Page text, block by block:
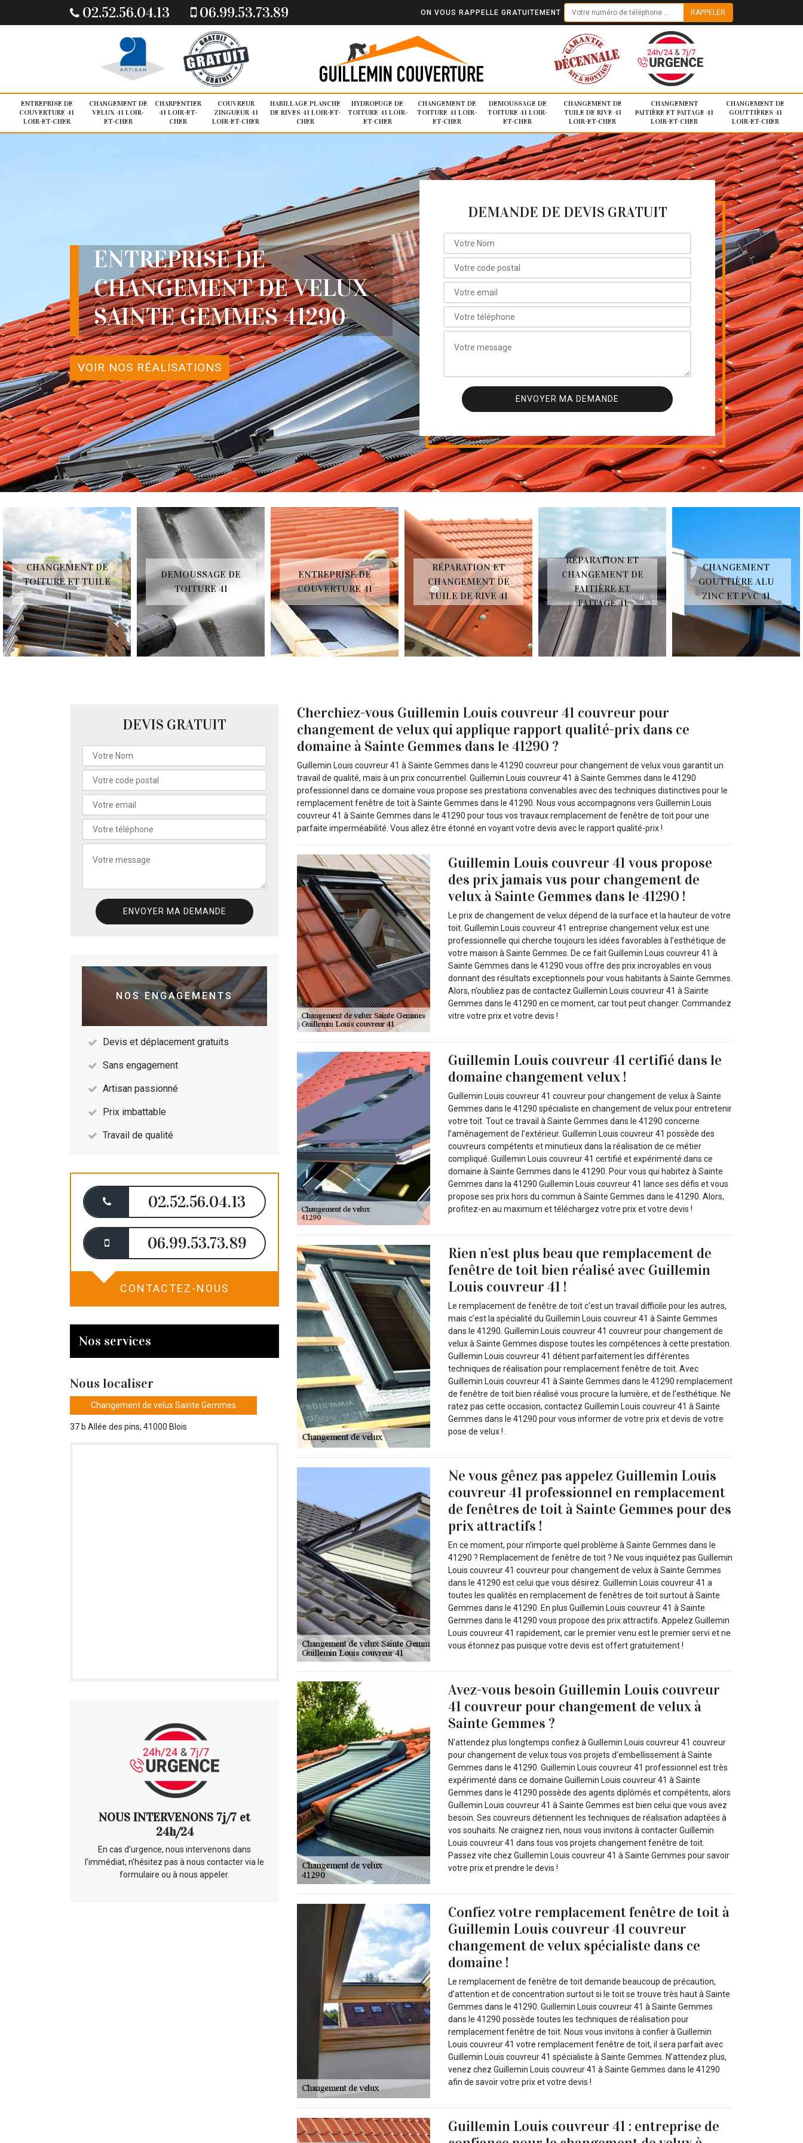
02.52.56.04.13 06.99.53.73.89 ON VOUS RAPPELLE GRATUITEMENT
ENTREPRISE DE
COUVERTURE 41
LOIR-ET-CHER
CHANGEMENT DE
VELUX 41 LOIR-
ET-CHER
CHARPENTIER
41 LOIR-ET-
CHER
COUVREUR
ZINGUEUR 41
LOIR-ET-CHER
HABILLAGE PLANCHE
DE RIVES 41 LOIR-ET-
CHER
HYDROFUGE DE
TOITURE 41 LOIR-
ET-CHER
CHANGEMENT DE
TOITURE 41 LOIR-
ET-CHER
DEMOUSSAGE DE
TOITURE 41 LOIR-
ET-CHER
CHANGEMENT DE
TUILE DE RIVE 41
LOIR-ET-CHER
CHANGEMENT
FAITIÈRE ET FAITAGE 41
LOIR-ET-CHER
CHANGEMENT DE
GOUTTIÈRES 41
LOIR-ET-CHER
ENTREPRISE DE
CHANGEMENT DE VELUX
SAINTE GEMMES 41290
VOIR NOS RÉALISATIONS
DEMANDE DE DEVIS GRATUIT
CHANGEMENT DE
TOITURE ET TUILE
41
DEMOUSSAGE DE
TOITURE 41
ENTREPRISE DE
COUVERTURE 41
RÉPARATION ET
CHANGEMENT DE
TUILE DE RIVE 41
RÉPARATION ET
CHANGEMENT DE
FAITIÈRE ET
FAITAGE 41
CHANGEMENT
GOUTTIÈRE ALU
ZINC ET PVC 41
DEVIS GRATUIT
NOS ENGAGEMENTS
Devis et déplacement gratuits
Sans engagement
Artisan passionné
Prix imbattable
Travail de qualité
02.52.56.04.13
06.99.53.73.89
CONTACTEZ-NOUS
Nos services
Nous localiser
Changement de velux Sainte Gemmes
37 b Allée des pins, 41000 Blois
NOUS INTERVENONS 7j/7 et
24h/24
En cas d’urgence, nous intervenons dans
l’immédiat, n’hésitez pas à nous contacter via le
formulaire ou à nous appeler.
Cherchiez-vous Guillemin Louis couvreur 41 couvreur pour
changement de velux qui applique rapport qualité-prix dans ce
domaine à Sainte Gemmes dans le 41290 ?
Guillemin Louis couvreur 41 à Sainte Gemmes dans le 41290 couvreur pour changement de velux vous garantit un
travail de qualité, mais à un prix concurrentiel. Guillemin Louis couvreur 41 à Sainte Gemmes dans le 41290
professionnel dans ce domaine vous propose ses prestations convenables avec des techniques distinctives pour le
remplacement fenêtre de toit à Sainte Gemmes dans le 41290. Nous vous accompagnons vers Guillemin Louis
couvreur 41 à Sainte Gemmes dans le 41290 pour tous vos travaux remplacement de fenêtre de toit pour une
parfaite imperméabilité. Vous allez être étonné en voyant votre devis avec le rapport qualité-prix !
Guillemin Louis couvreur 41 vous propose
des prix jamais vus pour changement de
velux à Sainte Gemmes dans le 41290 !
Le prix de changement de velux dépend de la surface et la hauteur de votre
toit. Guillemin Louis couvreur 41 entreprise changement velux est une
professionnelle qui cherche toujours les idées favorables à l’esthétique de
votre maison à Sainte Gemmes. De ce fait Guillemin Louis couvreur 41 à
Sainte Gemmes dans le 41290 vous offre des prix incroyables en vous
donnant des résultats exceptionnels pour vous habitants à Sainte Gemmes.
Alors, n’oubliez pas de contactez Guillemin Louis couvreur 41 à Sainte
Gemmes dans le 41290 en ce moment, car tout peut changer. Commandez
vitre votre prix et votre devis !
Guillemin Louis couvreur 41 certifié dans le
domaine changement velux !
Guillemin Louis couvreur 41 couvreur pour changement de velux à Sainte
Gemmes dans le 41290 spécialiste en changement de velux pour entretenir
votre toit. Tout ce travail à Sainte Gemmes dans le 41290 concerne
l’aménagement de l’extérieur. Guillemin Louis couvreur 41 possède des
couvreurs compétents et minutieux dans la réalisation de ce métier
compliqué. Guillemin Louis couvreur 41 certifié et expérimenté dans ce
domaine à Sainte Gemmes dans le 41290. Pour vous qui habitez à Sainte
Gemmes dans la 41290 Guillemin Louis couvreur 41 lance ses défis et vous
propose ses prix hors du commun à Sainte Gemmes dans le 41290. Alors,
profitez-en au maximum et téléchargez votre prix et votre devis !
Rien n’est plus beau que remplacement de
fenêtre de toit bien réalisé avec Guillemin
Louis couvreur 41 !
Le remplacement de fenêtre de toit c'est un travail difficile pour les autres,
mais c’est la spécialité du Guillemin Louis couvreur 41 à Sainte Gemmes
dans le 41290. Guillemin Louis couvreur 41 couvreur pour changement de
velux à Sainte Gemmes dispose toutes les compétences à cette prestation.
Guillemin Louis couvreur 41 détient parfaitement les différentes
techniques de réalisation pour remplacement fenêtre de toit. Avec
Guillemin Louis couvreur 41 à Sainte Gemmes dans le 41290 remplacement
de fenêtre de toit bien réalisé vous procure la lumière, et de l’esthétique. Ne
ratez pas cette occasion, contactez Guillemin Louis couvreur 41 à Sainte
Gemmes dans le 41290 pour vous informer de votre prix et devis de votre
pose de velux ! .
Ne vous gênez pas appelez Guillemin Louis
couvreur 41 professionnel en remplacement
de fenêtres de toit à Sainte Gemmes pour des
prix attractifs !
En ce moment, pour n'importe quel problème à Sainte Gemmes dans le
41290 ? Remplacement de fenêtre de toit ? Ne vous inquiétez pas Guillemin
Louis couvreur 41 couvreur pour changement de velux à Sainte Gemmes
dans le 41290 est celui que vous désirez. Guillemin Louis couvreur 41 a
toutes les qualités en remplacement de fenêtres de toit surtout à Sainte
Gemmes dans le 41290. En plus Guillemin Louis couvreur 41 à Sainte
Gemmes dans le 41290 vous propose des prix attractifs. Appelez Guillemin
Louis couvreur 41 rapidement, car le premier venu est le premier servi et ne
vous étonnez pas puisque votre devis est offert gratuitement !
Avez-vous besoin Guillemin Louis couvreur
41 couvreur pour changement de velux à
Sainte Gemmes ?
N’attendez plus longtemps confiez à Guillemin Louis couvreur 41 couvreur
pour changement de velux tous vos projets d’embellissement à Sainte
Gemmes dans le 41290. Guillemin Louis couvreur 41 professionnel est très
expérimenté dans ce domaine Guillemin Louis couvreur 41 à Sainte
Gemmes dans le 41290 possède des agents diplômés et compétents, alors
Guillemin Louis couvreur 41 à Sainte Gemmes est bien celui que vous avez
besoin. Ses couvreurs détiennent les techniques de réalisation adaptées à
vos souhaits. Ne craignez rien, nous vous invitons à contacter Guillemin
Louis couvreur 41 dans tous vos projets changement fenêtre de toit.
Passez vite chez Guillemin Louis couvreur 41 à Sainte Gemmes pour savoir
votre prix et prendre le devis !
Confiez votre remplacement fenêtre de toit à
Guillemin Louis couvreur 41 couvreur
changement de velux spécialiste dans ce
domaine !
Le remplacement de fenêtre de toit demande beaucoup de précaution,
d’attention et de concentration surtout si le toit se trouve très haut à Sainte
Gemmes dans le 41290. Guillemin Louis couvreur 41 à Sainte Gemmes
dans le 41290 possède toutes les techniques de réalisation pour
remplacement fenêtre de toit. Nous vous invitons à confier à Guillemin
Louis couvreur 41 votre remplacement fenêtre de toit, il sera parfait avec
Guillemin Louis couvreur 41 spécialiste à Sainte Gemmes. N’attendez plus,
venez chez Guillemin Louis couvreur 41 à Sainte Gemmes dans le 41290
afin de savoir votre prix et votre devis !
Guillemin Louis couvreur 41 : entreprise de